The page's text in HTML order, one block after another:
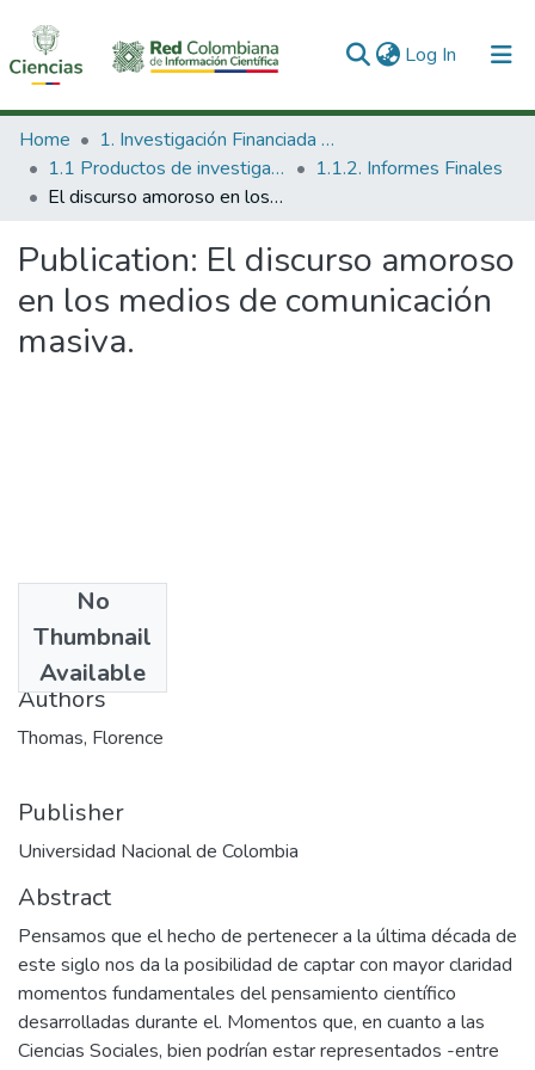
Log In (current)
Communities & Collections
All of DSpace
Home
1. Investigación Financiada con Recursos Públicos
1.1 Productos de investigación
1.1.2. Informes Finales
El discurso amoroso en los medios de comunicación masiva.
Publication: El discurso amoroso
en los medios de comunicación
masiva.
No
Thumbnail
Available
1992-05
Authors
Thomas, Florence
Publisher
Universidad Nacional de Colombia
Abstract
Pensamos que el hecho de pertenecer a la última década de
este siglo nos da la posibilidad de captar con mayor claridad
momentos fundamentales del pensamiento científico
desarrolladas durante el. Momentos que, en cuanto a las
Ciencias Sociales, bien podrían estar representados -entre